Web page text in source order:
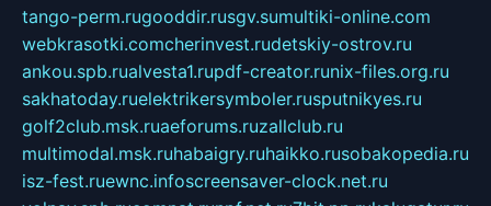
tango-perm.rugooddir.rusgv.sumultiki-online.com
webkrasotki.comcherinvest.rudetskiy-ostrov.ru
ankou.spb.rualvesta1.rupdf-creator.runix-files.org.ru
sakhatoday.ruelektrikersymboler.rusputnikyes.ru
golf2club.msk.ruaeforums.ruzallclub.ru
multimodal.msk.ruhabaigry.ruhaikko.rusobakopedia.ru
isz-fest.ruewnc.infoscreensaver-clock.net.ru